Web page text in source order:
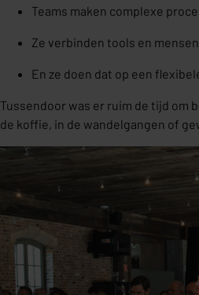
Teams maken complexe
Ze verbinden tools en mensen.
En ze doen dat op een
Tussendoor was er ruim de tijd om
de koffie, in de wandelgangen of